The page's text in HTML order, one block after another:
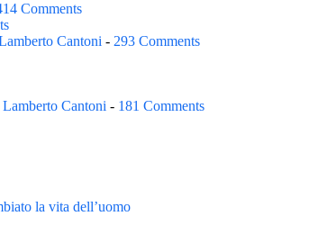
Comments
Cantoni - 293 Comments
Lamberto Cantoni - 181 Comments
la vita dell’uomo